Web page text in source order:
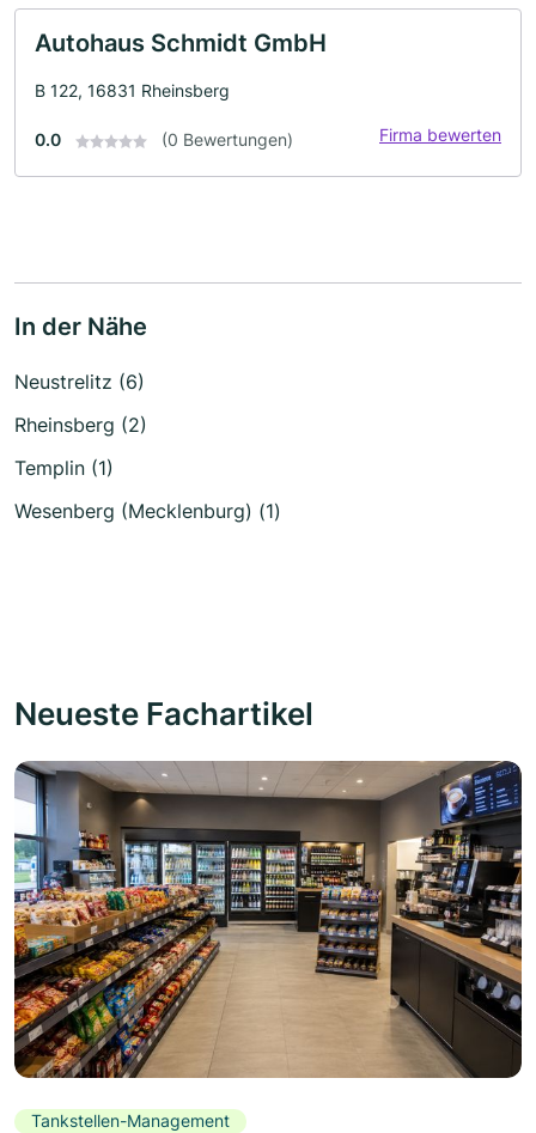
Autohaus Schmidt GmbH
B 122, 16831 Rheinsberg
0.0 (0 Bewertungen) Firma bewerten
In der Nähe
Neustrelitz (6)
Rheinsberg (2)
Templin (1)
Wesenberg (Mecklenburg) (1)
Neueste Fachartikel
Tankstellen-Management